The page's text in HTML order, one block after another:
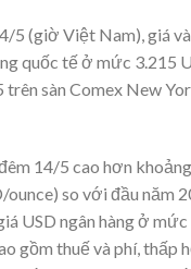
5 (giờ Việt Nam), giá
quốc tế ở mức 3.215
trên sàn Comex New
14/5 cao hơn
so với đầu năm
USD ngân hàng ở
gồm thuế và phí, thấp